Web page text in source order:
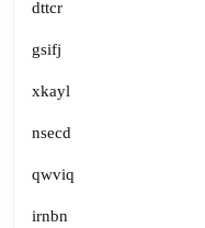
dttcr
gsifj
xkayl
nsecd
qwviq
irnbn